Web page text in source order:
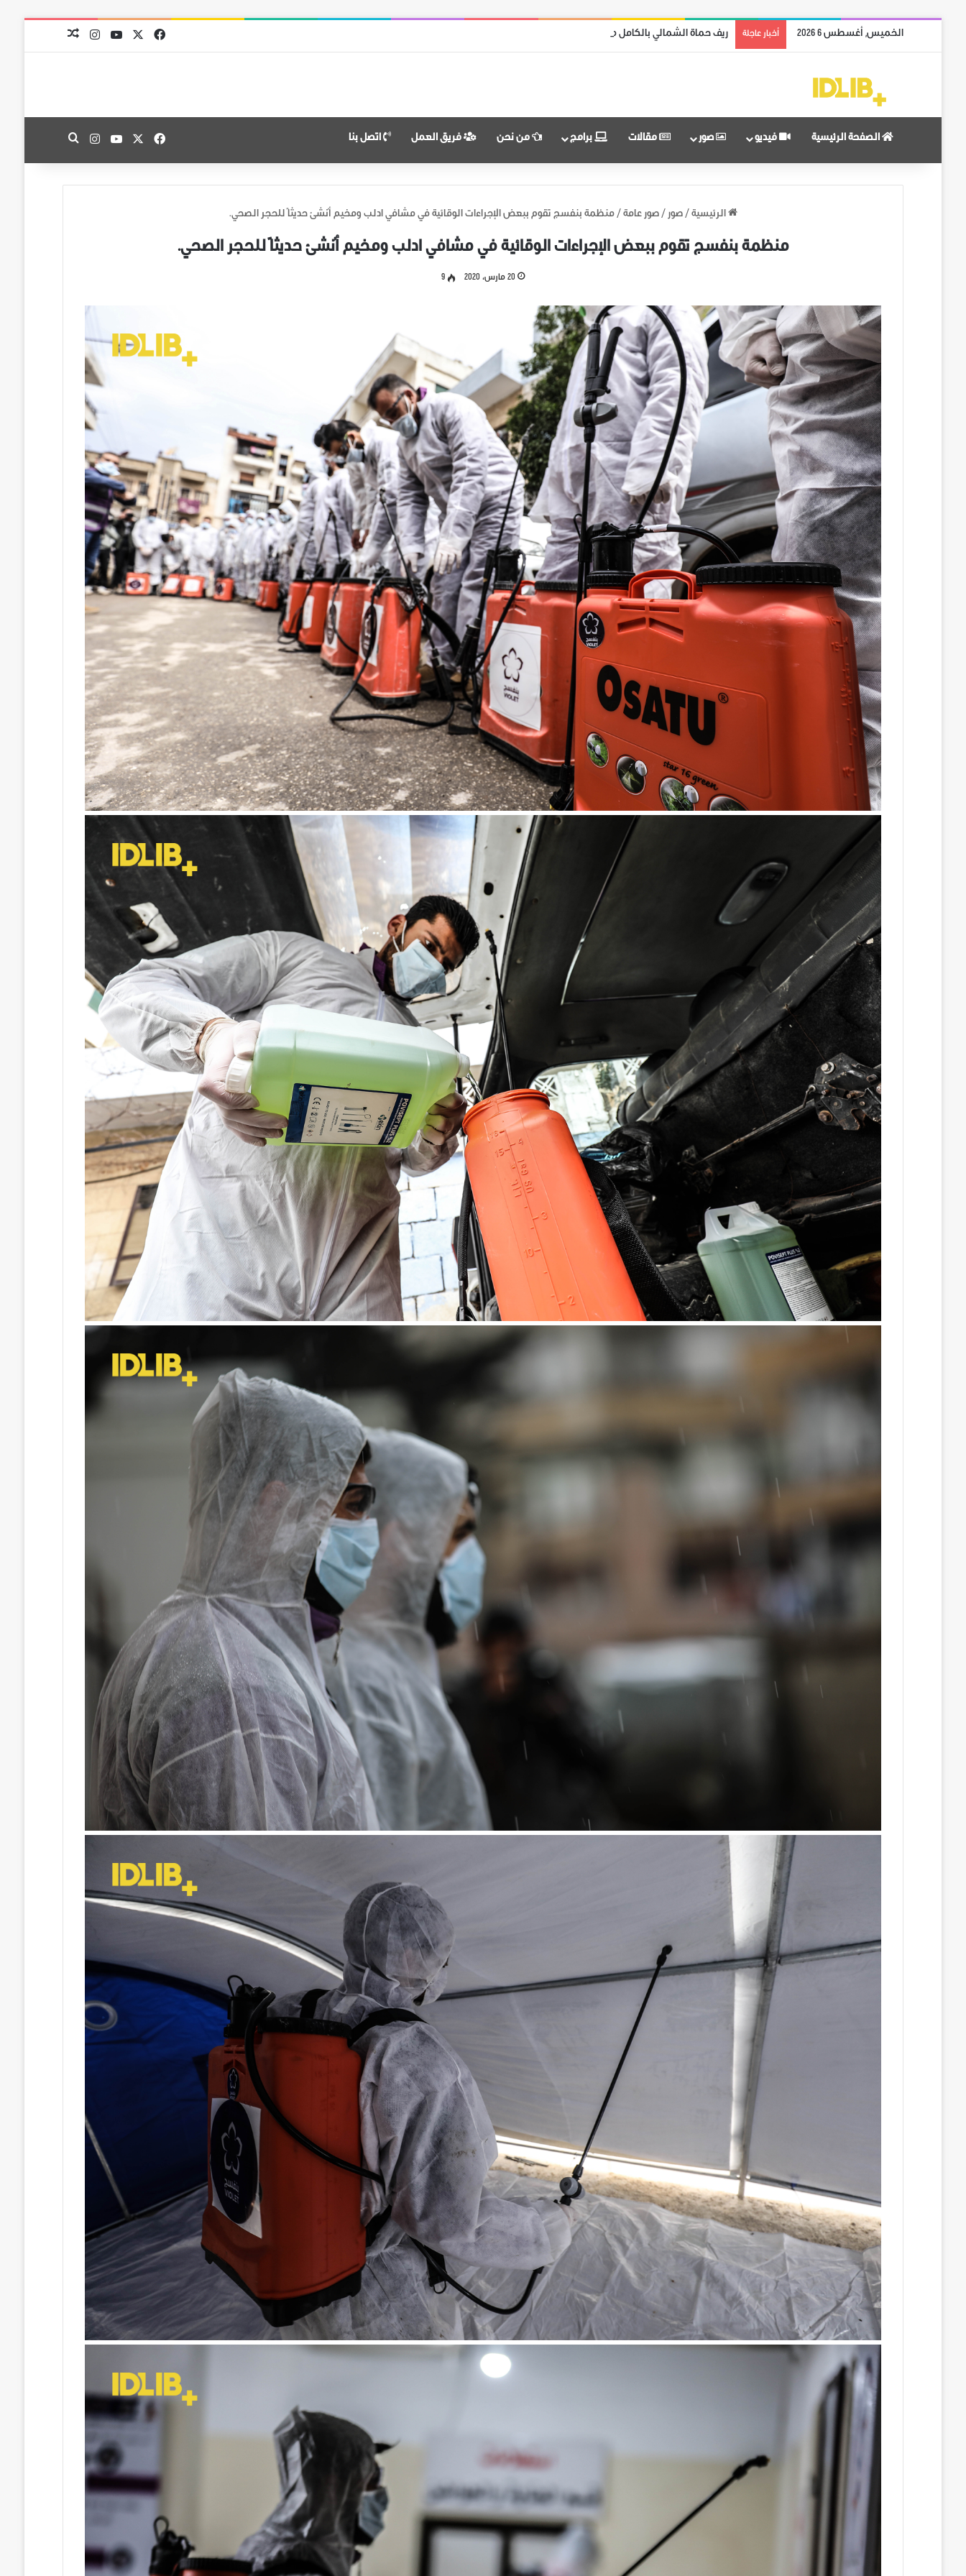
الخميس, أغسطس 6 2026 أخبار عاجلة مدينة حلب بالكامل محررة من قوات نظام الأسد فيسبوك
‫X
‫YouTubeانستقراممقال عشوائي
الصفحة الرئيسية فيديو صور مقالات برامج من نحن فريق العمل اتصل بنا فيسبوك
‫X
‫YouTubeانستقرامبحث عن
الرئيسية / صور / صور عامة / منظمة بنفسج تقوم ببعض الإجراءات الوقائية في مشافي ادلب ومخيم أُنشئ حديثاً للحجر الصحي.
منظمة بنفسج تقوم ببعض الإجراءات الوقائية في مشافي ادلب ومخيم أُنشئ حديثاً للحجر الصحي.
20 مارس، 2020 9